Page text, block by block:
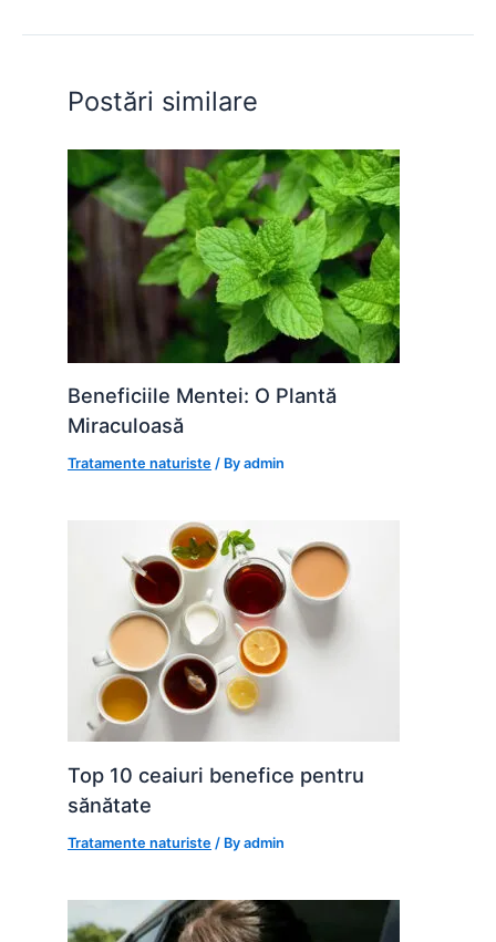
o
o
k
p
p
n
g
er
Postări similare
Beneficiile Mentei: O Plantă
Miraculoasă
Tratamente naturiste / Byadmin
Top 10 ceaiuri benefice pentru
sănătate
Tratamente naturiste / Byadmin